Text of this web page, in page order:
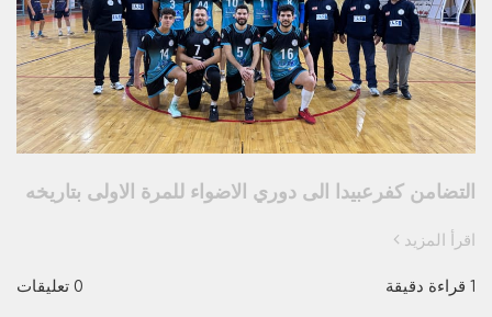
التضامن كفرعبيدا الى دوري الاضواء للمرة الاولى بتاريخه
اقرأ المزيد
1 قراءة دقيقة 0 تعليقات